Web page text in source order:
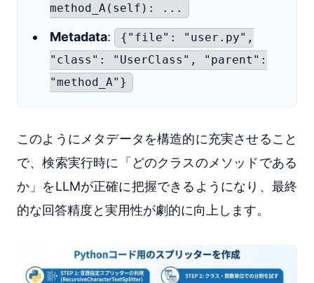
method_A(self): ...
Metadata:
{"file": "user.py",
"class": "UserClass", "parent":
"method_A"}
このようにメタデータを構造的に充実させること
で、検索実行時に「どのクラスのメソッドである
か」をLLMが正確に把握できるようになり、最終
的な回答精度と実用性が劇的に向上します。